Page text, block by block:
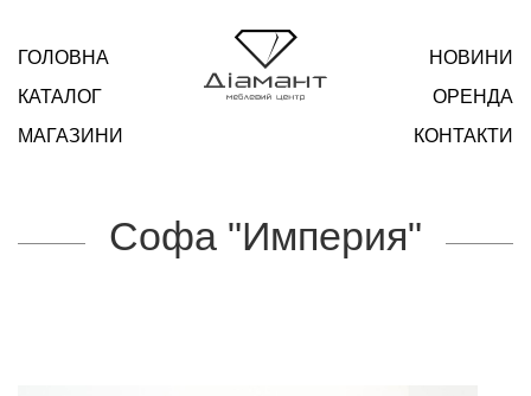
ГОЛОВНА
КАТАЛОГ
МАГАЗИНИ
НОВИНИ
ОРЕНДА
КОНТАКТИ
Софа "Империя"